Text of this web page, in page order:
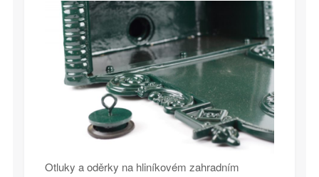
Otluky a oděrky na hliníkovém zahradním